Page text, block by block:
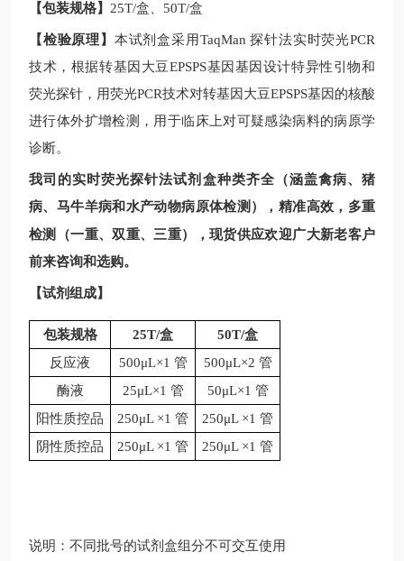
【包装规格】 25T/盒、 50T/盒
【检验原理】 本试剂盒采用TaqMan探针法实时荧光PCR
技术，根据转基因大豆EPSPS基因 基因设计特异性引物和
荧光探针，用荧光PCR技术对转基因大豆EPSPS基因 的核酸
进行体外扩增检测，用于临床上对可疑感染病料的病原学
诊断。
我司的实时荧光探针法试剂盒种类齐全（涵盖禽病、猪
病、马牛羊病和水产动物病原体检测），精准高效，多重
检测（一重、双重、三重）， 现货供应欢迎广大新老客户
前来咨询和选购。
【试剂组成】
包装规格 25T/盒 50T/盒
反应液
500μL×1 管
500μL×2 管
酶液
25μL×1 管
50μL×1 管
阳性质控品
250μL ×1 管
250μL ×1 管
阴性质控品
250μL ×1 管 250μL ×1 管
说明：不同批号的试剂盒组分不可交互使用